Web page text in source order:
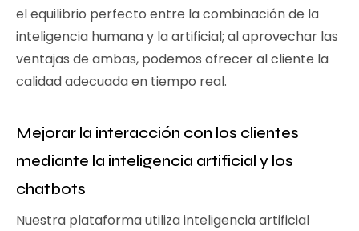
el equilibrio perfecto entre la combinación de la
inteligencia humana y la artificial; al aprovechar las
ventajas de ambas, podemos ofrecer al cliente la
calidad adecuada en tiempo real.
Mejorar la interacción con los clientes
mediante la inteligencia artificial y los
chatbots
Nuestra plataforma utiliza inteligencia artificial